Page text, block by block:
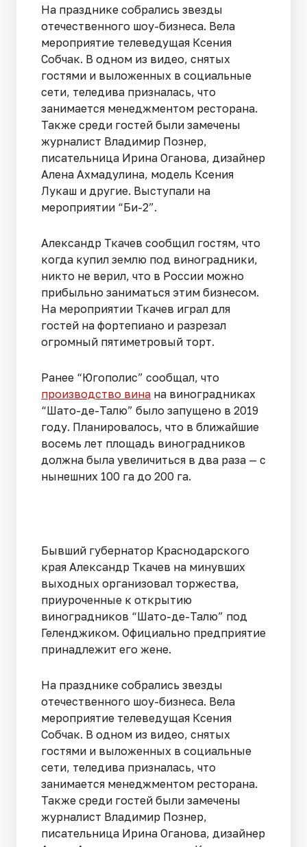
На празднике собрались звезды
отечественного шоу-бизнеса. Вела
мероприятие телеведущая Ксения
Собчак. В одном из видео, снятых
гостями и выложенных в социальные
сети, теледива призналась, что
занимается менеджментом ресторана.
Также среди гостей были замечены
журналист Владимир Познер,
писательница Ирина Оганова, дизайнер
Алена Ахмадулина, модель Ксения
Лукаш и другие. Выступали на
мероприятии “Би-2”.
Александр Ткачев сообщил гостям, что
когда купил землю под виноградники,
никто не верил, что в России можно
прибыльно заниматься этим бизнесом.
На мероприятии Ткачев играл для
гостей на фортепиано и разрезал
огромный пятиметровый торт.
Ранее “Югополис” сообщал, что
производство вина на виноградниках
“Шато-де-Талю” было запущено в 2019
году. Планировалось, что в ближайшие
восемь лет площадь виноградников
должна была увеличиться в два раза — с
нынешних 100 га до 200 га.
Бывший губернатор Краснодарского
края Александр Ткачев на минувших
выходных организовал торжества,
приуроченные к открытию
виноградников “Шато-де-Талю” под
Геленджиком. Официально предприятие
принадлежит его жене.
На празднике собрались звезды
отечественного шоу-бизнеса. Вела
мероприятие телеведущая Ксения
Собчак. В одном из видео, снятых
гостями и выложенных в социальные
сети, теледива призналась, что
занимается менеджментом ресторана.
Также среди гостей были замечены
журналист Владимир Познер,
писательница Ирина Оганова, дизайнер